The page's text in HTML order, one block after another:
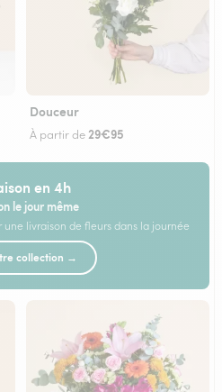
Douceur
À partir de 29€95
en 4h
le jour même
livraison de fleurs dans la journée
collection →